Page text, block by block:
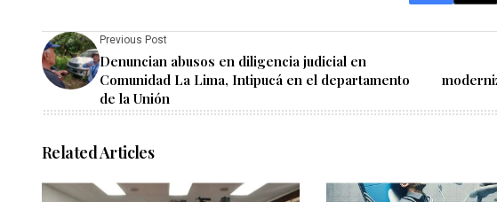
Previous Post
Denuncian abusos en diligencia judicial en
Comunidad La Lima, Intipucá en el departamento
de la Unión
Related Articles